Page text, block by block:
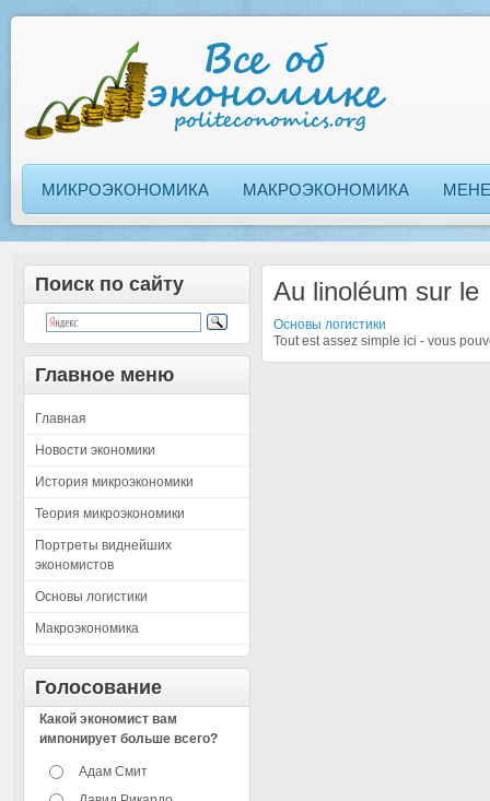
МИКРОЭКОНОМИКА МАКРОЭКОНОМИКА
Поиск по сайту
Главное меню
Главная
Новости экономики
История микроэкономики
Теория микроэкономики
Портреты виднейших
экономистов
Основы логистики
Макроэкономика
Голосование
Какой экономист вам
импонирует больше всего?
Адам Смит
Au linoléum sur le
Основы логистики
Tout est assez simple ici - vous